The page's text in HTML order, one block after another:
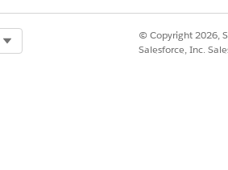
使用 Omniscript 生成文档，请参阅
© Copyright 2026,
Salesforce, Inc.